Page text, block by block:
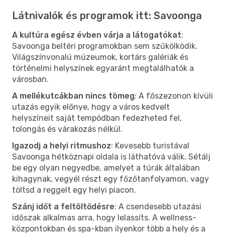
Látnivalók és programok itt: Savoonga
A kultúra egész évben várja a látogatókat:
Savoonga beltéri programokban sem szűkölködik.
Világszínvonalú múzeumok, kortárs galériák és
történelmi helyszínek egyaránt megtalálhatók a
városban.
A mellékutcákban nincs tömeg: A főszezonon kívüli
utazás egyik előnye, hogy a város kedvelt
helyszíneit saját tempódban fedezheted fel,
tolongás és várakozás nélkül.
Igazodj a helyi ritmushoz: Kevesebb turistával
Savoonga hétköznapi oldala is láthatóvá válik. Sétálj
be egy olyan negyedbe, amelyet a túrák általában
kihagynak, vegyél részt egy főzőtanfolyamon, vagy
töltsd a reggelt egy helyi piacon.
Szánj időt a feltöltődésre: A csendesebb utazási
időszak alkalmas arra, hogy lelassíts. A wellness-
központokban és spa-kban ilyenkor több a hely és a